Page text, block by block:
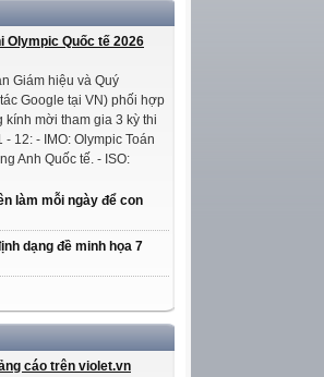
Olympic Quốc tế 2026
Giám hiệu và Quý
Google tại VN) phối hợp
kính mời tham gia 3 kỳ thi
12: - IMO: Olympic Toán
Anh Quốc tế. - ISO:
làm mỗi ngày để con
dạng đề minh họa 7
cáo trên violet.vn